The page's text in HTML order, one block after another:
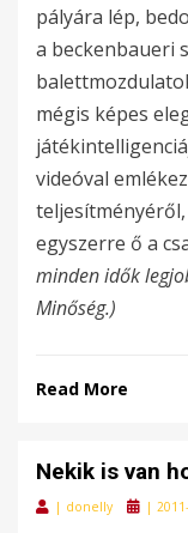
pályára lép,
a beckenbaueri
mégis képes
videóval
egyszerre ő a
minden idők
Minőség.)
Read More
Nekik is van
| donelly
Posted
|